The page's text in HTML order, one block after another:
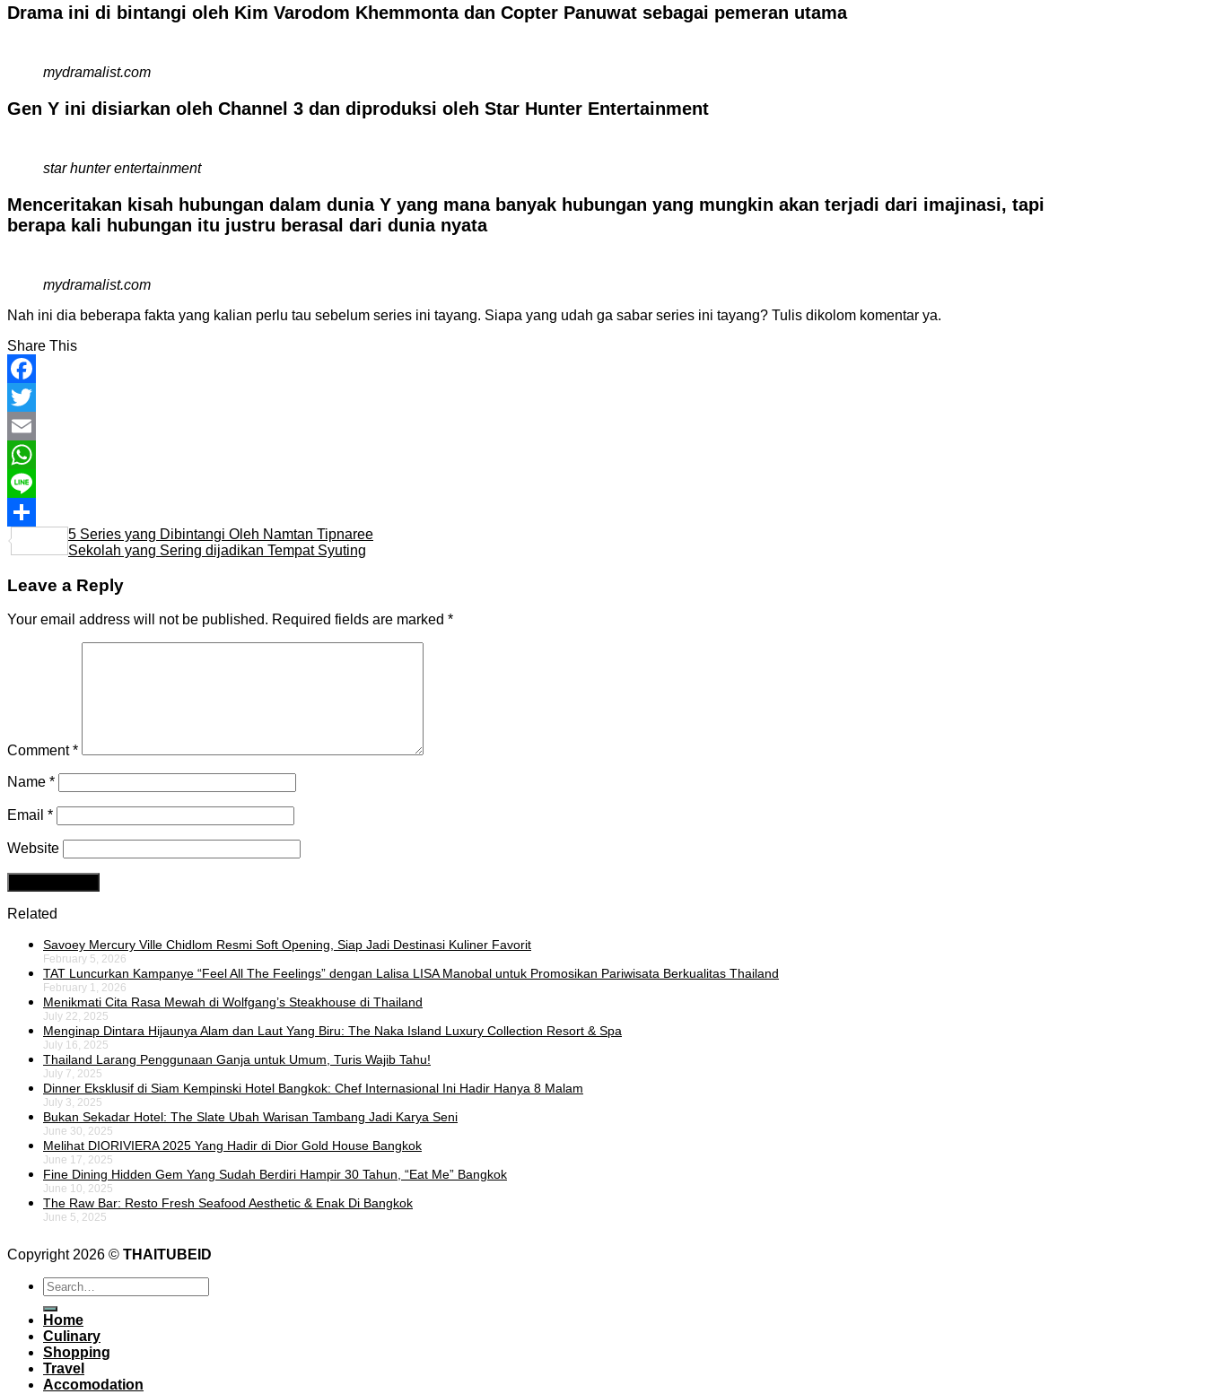
Drama ini di bintangi oleh Kim Varodom Khemmonta dan Copter Panuwat sebagai pemeran utama
mydramalist.com
Gen Y ini disiarkan oleh Channel 3 dan diproduksi oleh Star Hunter Entertainment
star hunter entertainment
Menceritakan kisah hubungan dalam dunia Y yang mana banyak hubungan yang mungkin akan terjadi dari imajinasi, tapi
berapa kali hubungan itu justru berasal dari dunia nyata
mydramalist.com
Nah ini dia beberapa fakta yang kalian perlu tau sebelum series ini tayang. Siapa yang udah ga sabar series ini tayang? Tulis dikolom komentar ya.
Share This
Facebook
Twitter
Email
WhatsApp
Line
Share
5 Series yang Dibintangi Oleh Namtan Tipnaree
Sekolah yang Sering dijadikan Tempat Syuting
Leave a Reply
Your email address will not be published. Required fields are marked *
Comment*
Name *
Email *
Website
Related
Savoey Mercury Ville Chidlom Resmi Soft Opening, Siap Jadi Destinasi Kuliner Favorit
February 5, 2026
TAT Luncurkan Kampanye “Feel All The Feelings” dengan Lalisa LISA Manobal untuk Promosikan Pariwisata Berkualitas Thailand
February 1, 2026
Menikmati Cita Rasa Mewah di Wolfgang’s Steakhouse di Thailand
July 22, 2025
Menginap Dintara Hijaunya Alam dan Laut Yang Biru: The Naka Island Luxury Collection Resort & Spa
July 16, 2025
Thailand Larang Penggunaan Ganja untuk Umum, Turis Wajib Tahu!
July 7, 2025
Dinner Eksklusif di Siam Kempinski Hotel Bangkok: Chef Internasional Ini Hadir Hanya 8 Malam
July 3, 2025
Bukan Sekadar Hotel: The Slate Ubah Warisan Tambang Jadi Karya Seni
June 30, 2025
Melihat DIORIVIERA 2025 Yang Hadir di Dior Gold House Bangkok
June 17, 2025
Fine Dining Hidden Gem Yang Sudah Berdiri Hampir 30 Tahun, “Eat Me” Bangkok
June 10, 2025
The Raw Bar: Resto Fresh Seafood Aesthetic & Enak Di Bangkok
June 5, 2025
Copyright 2026 © THAITUBEID
Home
Culinary
Shopping
Travel
Accomodation